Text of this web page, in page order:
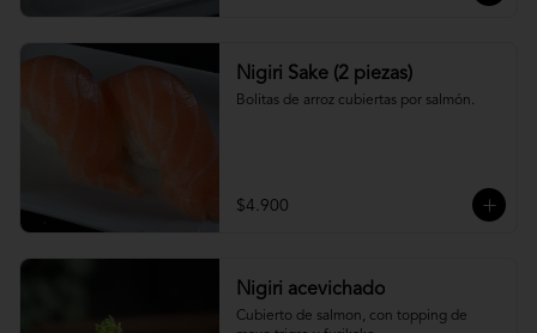
Nigiri Sake (2 piezas)
Bolitas de arroz cubiertas por salmón.
$4.900
Nigiri acevichado
Cubierto de salmon, con topping de